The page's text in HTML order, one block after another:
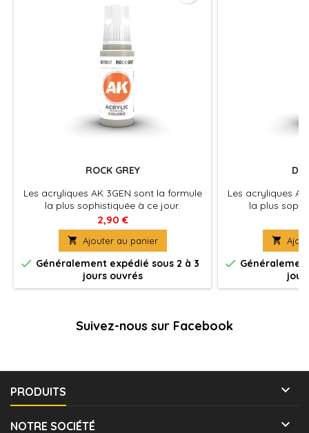
ROCK GREY
Les acryliques AK 3GEN sont la formule
la plus sophistiquée à ce jour.
Excellente couvrance , adhérence optimale
et absence de colmatage à
l'aérographe . La peinture du futur pour
tous les maquettistes et artistes. Utilisez
le diluant spécifique pour une
application à l'aérographe optimale et
pour préserver les propriétés de la
2,90 €
 Ajouter au panier
 Généralement expédié sous 2 à 3
jours ouvrés
Les acryliques
la plus
et
l'aérographe .
tous les
le diluant
application à
pour préserver


Suivez-nous sur Facebook
PRODUITS 
NOTRE SOCIÉTÉ 